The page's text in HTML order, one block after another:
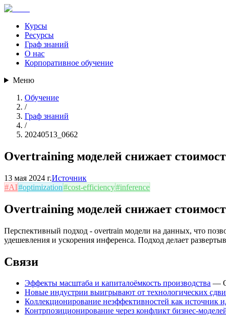
Курсы
Ресурсы
Граф знаний
О нас
Корпоративное обучение
Меню
Обучение
/
Граф знаний
/
20240513_0662
Overtraining моделей снижает
13 мая 2024 г.Источник
#AI#optimization#cost-efficiency#inference
Overtraining моделей снижает
Перспективный подход - overtrain модели на данных, что
удешевления и ускорения инференса. Подход делает
Связи
Эффекты масштаба и капиталоёмкость производства —
Новые индустрии выигрывают от технологических
Коллекционирование неэффективностей как источник
Контрпозиционирование через конфликт бизнес-